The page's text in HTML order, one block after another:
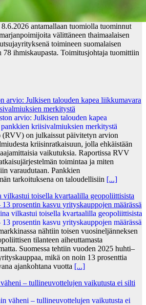
antamallaan tuomiolla tuominnut
välittäneen thaimaalaisen
toimineen suomalaisen
ihmiskaupasta. Toimitusjohtaja tuomittiin
arvio: Julkisen talouden kapea liikkumavara
merkitystä
(RVV) on julkaissut päivitetyn arvion
kriisinratkaisuun, jolla ehkäistään
vaikutuksia. Raportissa RVV
toimintaa ja miten
varaudutaan. Pankkien
tarkoituksena on taloudellisiin [...]
toisella kvartaalilla geopoliittisista
13 prosentin kasvu yrityskauppojen määrässä
nähtiin toisen vuosineljänneksen
tilanteen aiheuttamasta
Suomessa tehtiin vuoden 2025 huhti–
mikä on noin 13 prosenttia
ajankohtana vuotta [...]
– tullineuvottelujen vaikutusta ei silti